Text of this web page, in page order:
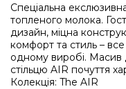
Спеціальна
топленого молока.
дизайн, міцна
комфорт та стиль –
одному виробі. Масив
стільцю AIR почуття
Колекція: The AIR